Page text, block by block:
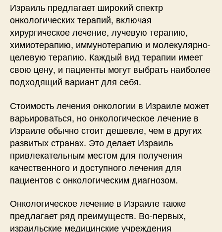
Израиль предлагает широкий спектр
онкологических терапий, включая
хирургическое лечение, лучевую терапию,
химиотерапию, иммунотерапию и молекулярно-
целевую терапию. Каждый вид терапии имеет
свою цену, и пациенты могут выбрать наиболее
подходящий вариант для себя.
Стоимость лечения онкологии в Израиле может
варьироваться, но онкологическое лечение в
Израиле обычно стоит дешевле, чем в других
развитых странах. Это делает Израиль
привлекательным местом для получения
качественного и доступного лечения для
пациентов с онкологическим диагнозом.
Онкологическое лечение в Израиле также
предлагает ряд преимуществ. Во-первых,
израильские медицинские учреждения